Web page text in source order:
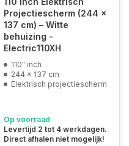
Projectiescherm (244 x
137 cm) – Witte
behuizing -
Electric110XH
110" inch
244 x 137 cm
Elektrisch projectiescherm
Op voorraad
Levertijd 2 tot 4 werkdagen.
Direct afhalen niet mogelijk!